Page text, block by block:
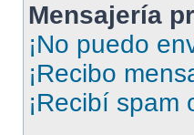
Mensajería
¡No puedo
¡Recibo
¡Recibí